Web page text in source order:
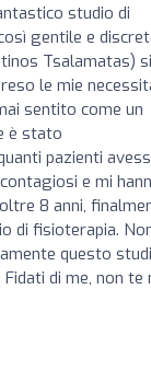
studio di
gentile e
Tsalamatas) si
le mie
sentito come un
è stato
pazienti
e mi
8 anni,
di fisioterapia.
questo
di me, non te